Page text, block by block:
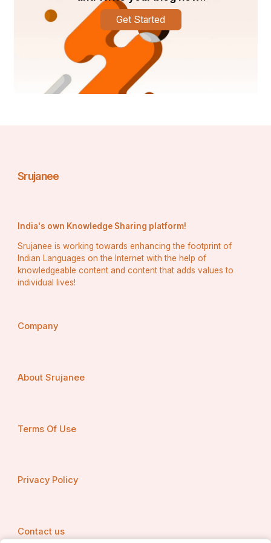
कृष्ण संबंध विविध मंत्रो तथा मंत्रो का अनुष्ठान विधि
Get Started
Srujanee
India's own Knowledge Sharing platform!
Srujanee is working towards enhancing the footprint of
Indian Languages on the Internet with the help of
knowledgeable content and content that adds values to
individual lives!
Company
About Srujanee
Terms Of Use
Privacy Policy
Contact us